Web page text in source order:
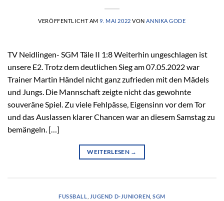
VERÖFFENTLICHT AM9. MAI 2022 VON ANNIKA GODE
TV Neidlingen- SGM Täle II 1:8 Weiterhin ungeschlagen ist
unsere E2. Trotz dem deutlichen Sieg am 07.05.2022 war
Trainer Martin Händel nicht ganz zufrieden mit den Mädels
und Jungs. Die Mannschaft zeigte nicht das gewohnte
souveräne Spiel. Zu viele Fehlpässe, Eigensinn vor dem Tor
und das Auslassen klarer Chancen war an diesem Samstag zu
bemängeln. […]
WEITERLESEN →
FUSSBALL JUGEND D-JUNIOREN ,SGM